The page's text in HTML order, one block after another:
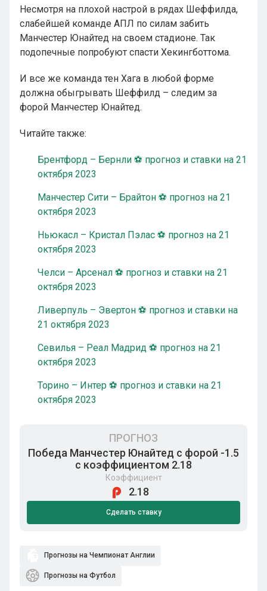
Несмотря на плохой настрой в рядах Шеффилда,
слабейшей команде АПЛ по силам забить
Манчестер Юнайтед на своем стадионе. Так
подопечные попробуют спасти Хекингботтома.
И все же команда тен Хага в любой форме
должна обыгрывать Шеффилд – следим за
форой Манчестер Юнайтед.
Читайте также:
Брентфорд – Бернли ⚽ прогноз и ставки на 21
октября 2023
Манчестер Сити – Брайтон ⚽ прогноз на 21
октября 2023
Ньюкасл – Кристал Пэлас ⚽ прогноз на 21
октября 2023
Челси – Арсенал ⚽ прогноз и ставки на 21
октября 2023
Ливерпуль – Эвертон ⚽ прогноз и ставки на
21 октября 2023
Севилья – Реал Мадрид ⚽ прогноз на 21
октября 2023
Торино – Интер ⚽ прогноз и ставки на 21
октября 2023
ПРОГНОЗ
Победа Манчестер Юнайтед с форой -1.5
с коэффициентом 2.18
Коэффициент
2.18
Сделать ставку
Прогнозы на Чемпионат Англии
Прогнозы на Футбол